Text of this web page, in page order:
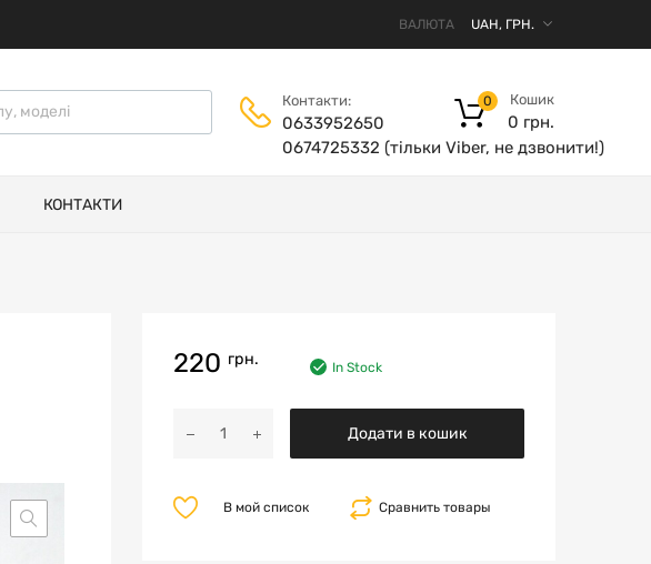
ВАЛЮТА
Контакти:
0633952650
0674725332 (тільки Viber, не дзвонити!)
Кошик
0 грн.
0
КОНТАКТИ
220 грн. In Stock
Додати в кошик
Сравнить товары
В мой список